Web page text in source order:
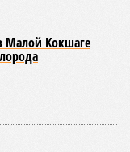
Малой Кокшаге